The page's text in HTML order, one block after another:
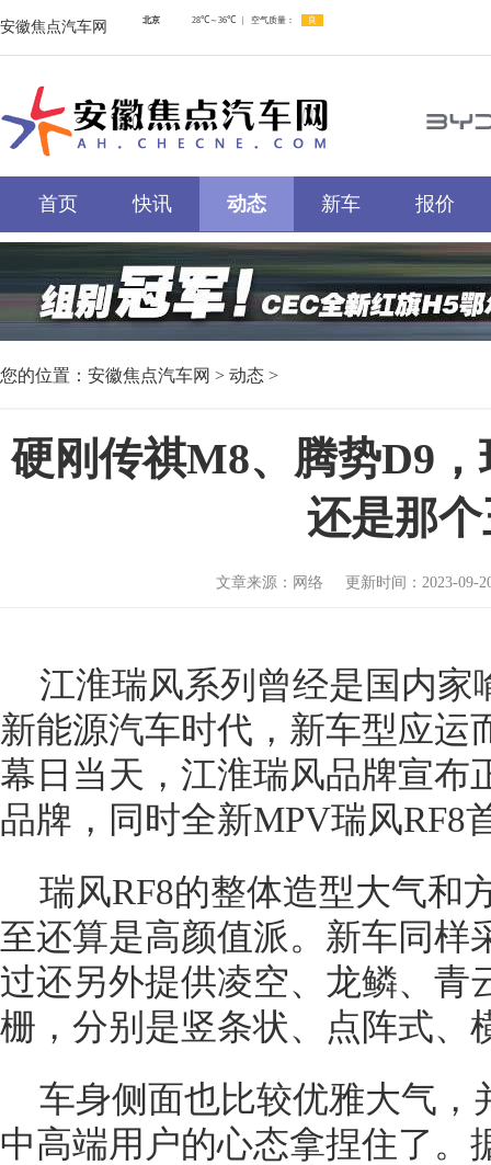
安徽焦点汽车网
首页 快讯 动态 新车 报价
您的位置： 安徽焦点汽车网 > 动态 >
硬刚传祺M8、腾势D9
还是那
文章来源：网络 更新时间：2023-09-
江淮瑞风系列曾经是国内家
新能源汽车时代，新车型应运
幕日当天，江淮瑞风品牌宣布
品牌，同时全新MPV瑞风RF8
瑞风RF8的整体造型大气和
至还算是高颜值派。新车同样
过还另外提供凌空、龙鳞、青
栅，分别是竖条状、点阵式、
车身侧面也比较优雅大气，
中高端用户的心态拿捏住了。